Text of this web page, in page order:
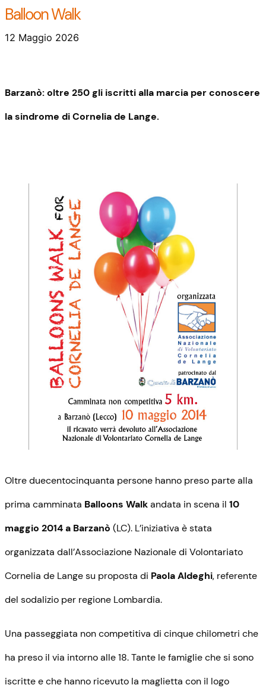
Balloon Walk
12 Maggio 2026
Barzanò: oltre 250 gli iscritti alla marcia per conoscere
la sindrome di Cornelia de Lange.
Oltre duecentocinquanta persone hanno preso parte alla
prima camminata Balloons Walkandata in scena il 10
maggio 2014 a Barzanò (LC). L’iniziativa è stata
organizzata dall’Associazione Nazionale di Volontariato
Cornelia de Lange su proposta di Paola Aldeghi, referente
del sodalizio per regione Lombardia.
Una passeggiata non competitiva di cinque chilometri che
ha preso il via intorno alle 18. Tante le famiglie che si sono
iscritte e che hanno ricevuto la maglietta con il logo